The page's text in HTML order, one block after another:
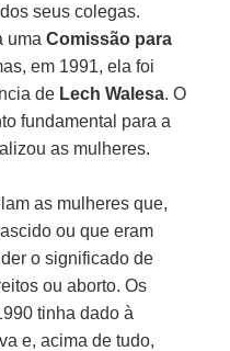
seus colegas.
umaComissão para
em 1991, ela foi
de Lech Walesa. O
fundamental para a
as mulheres.
as mulheres que,
ou que eram
o significado de
ou aborto. Os
tinha dado à
e, acima de tudo,